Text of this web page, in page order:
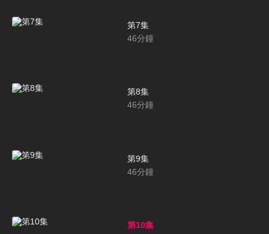
第7集
46分鐘
第8集
46分鐘
第9集
46分鐘
第10集